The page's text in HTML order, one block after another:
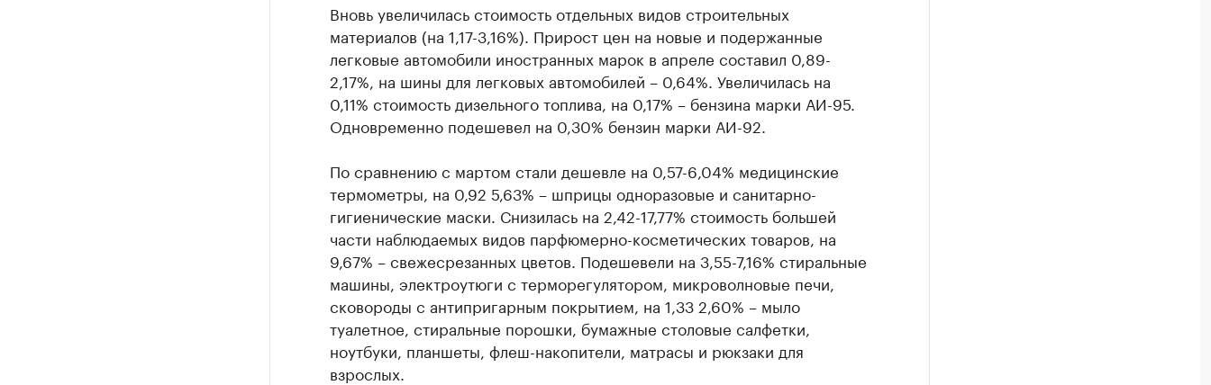
Вновь увеличилась стоимость отдельных видов строительных
материалов (на 1,17-3,16%). Прирост цен на новые и подержанные
легковые автомобили иностранных марок в апреле составил 0,89-
2,17%, на шины для легковых автомобилей – 0,64%. Увеличилась на
0,11% стоимость дизельного топлива, на 0,17% – бензина марки АИ-95.
Одновременно подешевел на 0,30% бензин марки АИ-92.
По сравнению с мартом стали дешевле на 0,57-6,04% медицинские
термометры, на 0,92 5,63% – шприцы одноразовые и санитарно-
гигиенические маски. Снизилась на 2,42-17,77% стоимость большей
части наблюдаемых видов парфюмерно-косметических товаров, на
9,67% – свежесрезанных цветов. Подешевели на 3,55-7,16% стиральные
машины, электроутюги с терморегулятором, микроволновые печи,
сковороды с антипригарным покрытием, на 1,33 2,60% – мыло
туалетное, стиральные порошки, бумажные столовые салфетки,
ноутбуки, планшеты, флеш-накопители, матрасы и рюкзаки для
взрослых.